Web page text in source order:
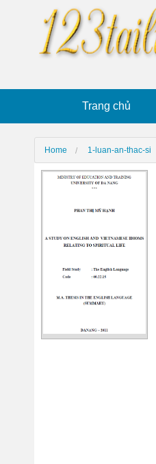
Trang chủ
Home 1-luan-an-thac-si